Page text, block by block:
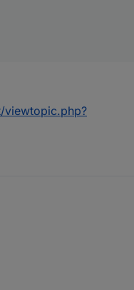
viewtopic.php?